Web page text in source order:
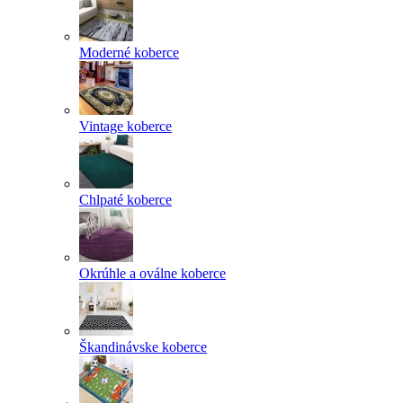
Moderné koberce
Vintage koberce
Chlpaté koberce
Okrúhle a oválne koberce
Škandinávske koberce